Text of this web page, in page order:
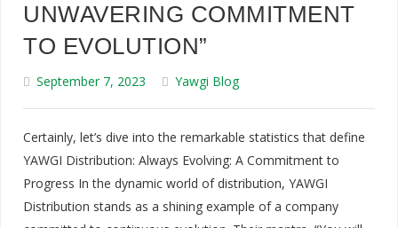
UNWAVERING COMMITMENT
TO EVOLUTION”
September 7, 2023 Yawgi Blog
Certainly, let’s dive into the remarkable statistics that define
YAWGI Distribution: Always Evolving: A Commitment to
Progress In the dynamic world of distribution, YAWGI
Distribution stands as a shining example of a company